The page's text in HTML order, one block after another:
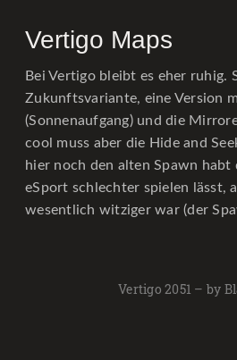
Vertigo Maps
Bei Vertigo bleibt es eher ruhig.
Zukunftsvariante, eine Version
(Sonnenaufgang) und die
cool muss aber die Hide and
hier noch den alten Spawn habt
eSport schlechter spielen lässt,
wesentlich witziger war (der
Vertigo 2051 – by